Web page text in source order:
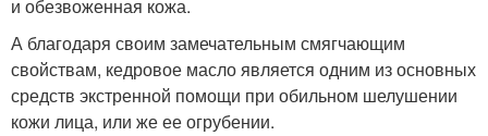
и обезвоженная кожа.
А благодаря своим замечательным смягчающим
свойствам, кедровое масло является одним из основных
средств экстренной помощи при обильном шелушении
кожи лица, или же ее огрубении.